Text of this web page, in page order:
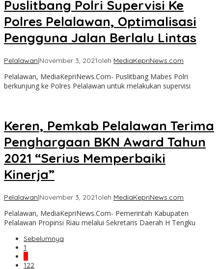
Puslitbang Polri Supervisi Ke
Polres Pelalawan, Optimalisasi
Pengguna Jalan Berlalu Lintas
Pelalawan|November 3, 2021oleh MediaKepriNews.com
Pelalawan, MediaKepriNews.Com- Puslitbang Mabes Polri
berkunjung ke Polres Pelalawan untuk melakukan supervisi
Keren, Pemkab Pelalawan Terima
Penghargaan BKN Award Tahun
2021 “Serius Memperbaiki
Kinerja”
Pelalawan|November 3, 2021oleh MediaKepriNews.com
Pelalawan, MediaKepriNews.Com- Pemerintah Kabupaten
Pelalawan Propinsi Riau melalui Sekretaris Daerah H Tengku
Sebelumnya
1
…
122